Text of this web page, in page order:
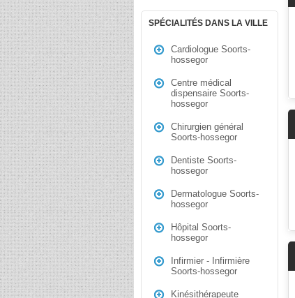
SPÉCIALITÉS DANS LA VILLE
Cardiologue Soorts-
hossegor
Centre médical
dispensaire Soorts-
hossegor
Chirurgien général
Soorts-hossegor
Dentiste Soorts-
hossegor
Dermatologue Soorts-
hossegor
Hôpital Soorts-
hossegor
Infirmier - Infirmière
Soorts-hossegor
Kinésithérapeute